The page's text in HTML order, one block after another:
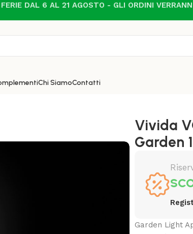
FERIE DAL 6 AL 21 AGOSTO - GLI ORDINI
Chi SiamoContatti
Vivida
Garden
Garden Light